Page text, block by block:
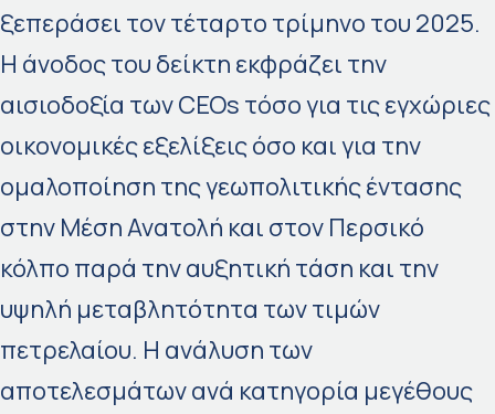
ξεπεράσει τον τέταρτο τρίμηνο του 2025.
Η άνοδος του δείκτη εκφράζει την
αισιοδοξία των CEOs τόσο για τις εγχώριες
οικονομικές εξελίξεις όσο και για την
ομαλοποίηση της γεωπολιτικής έντασης
στην Μέση Ανατολή και στον Περσικό
κόλπο παρά την αυξητική τάση και την
υψηλή μεταβλητότητα των τιμών
πετρελαίου. Η ανάλυση των
αποτελεσμάτων ανά κατηγορία μεγέθους